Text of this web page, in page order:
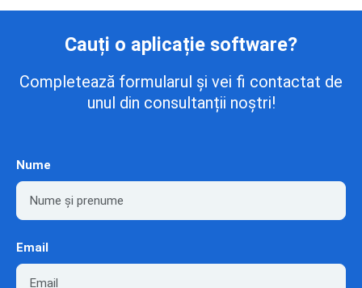
Cauți o aplicație software?
Completează formularul și vei fi contactat de
unul din consultanții noștri!
Nume
Email